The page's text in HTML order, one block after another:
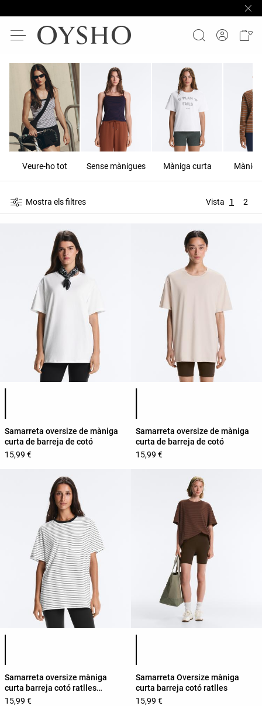
Veure-ho tot Sense mànigues Màniga curta
Mostra els filtres Vista 1 2
Samarreta oversize de màniga
curta de barreja de cotó
15,99 €
Samarreta oversize de màniga
curta de barreja de cotó
15,99 €
Llista de colors del producte
Samarreta oversize màniga
curta barreja cotó ratlles
contrast
15,99 €
Llista de colors del producte
Samarreta Oversize màniga
curta barreja cotó ratlles
15,99 €